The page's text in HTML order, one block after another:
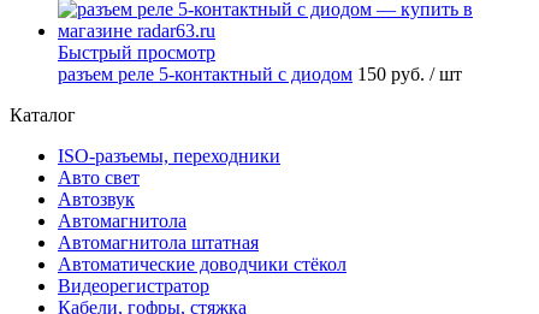
Быстрый просмотр
разъем реле 5-контактный с диодом 150 руб. / шт
Каталог
ISO-разъемы, переходники
Авто свет
Автозвук
Автомагнитола
Автомагнитола штатная
Автоматические доводчики стёкол
Видеорегистратор
Кабели, гофры, стяжка